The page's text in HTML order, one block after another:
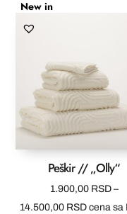
New in
Peškir // „Olly“
1.900,00 RSD –
14.500,00 RSDRaspon
cena sa